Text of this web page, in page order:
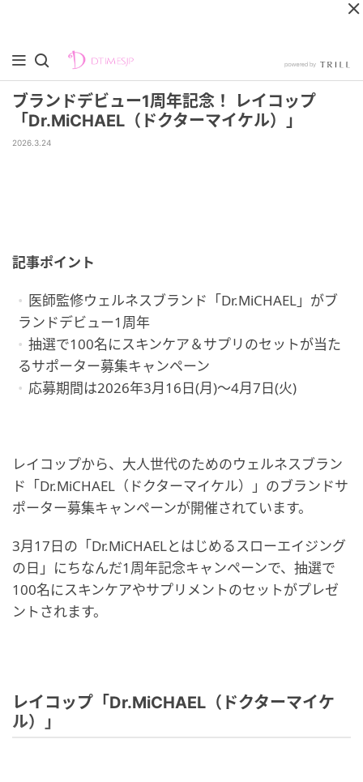
ブランドデビュー1周年記念！ レイコップ
「Dr.MiCHAEL（ドクターマイケル）」
2026.3.24
記事ポイント
医師監修ウェルネスブランド「Dr.MiCHAEL」がブ
ランドデビュー1周年
抽選で100名にスキンケア＆サプリのセットが当た
るサポーター募集キャンペーン
応募期間は2026年3月16日(月)〜4月7日(火)
レイコップから、大人世代のためのウェルネスブラン
ド「Dr.MiCHAEL（ドクターマイケル）」のブランドサ
ポーター募集キャンペーンが開催されています。
3月17日の「Dr.MiCHAELとはじめるスローエイジング
の日」にちなんだ1周年記念キャンペーンで、抽選で
100名にスキンケアやサプリメントのセットがプレゼ
ントされます。
レイコップ「Dr.MiCHAEL（ドクターマイケ
ル）」